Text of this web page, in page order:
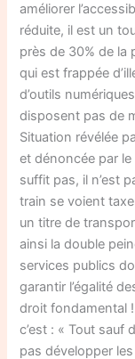
améliorer
réduite, il est un
près de 30% de la
qui est frappée
d’outils
disposent pas de
Situation révélée
et dénoncée par
suffit pas, il n’est
train se voient
un titre de
ainsi la double
services publics
garantir l’égalité
droit fondamental
c’est : « Tout sauf
pas développer